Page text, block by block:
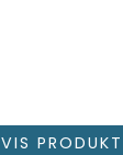
VIS PRODUKT